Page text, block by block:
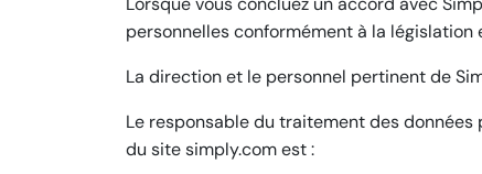
personnelles conformément à la
La direction et le personnel pertinent de
Le responsable du traitement des
du site simply.com est :